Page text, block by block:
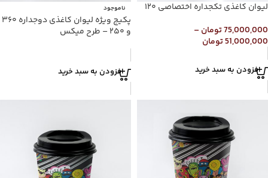
لیوان کاغذی تکجداره اختصاصی ۱۲۰
75,000,000تومان –
51,000,000تومان
افزودن به سبد خرید
ناموجود
پکیج ویژه لیوان کاغذی دوجداره ۳۶۰
و ۲۵۰ – طرح میکس
افزودن به سبد خرید